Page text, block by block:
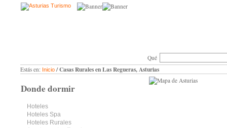
Qué
Estás en: Inicio/ Casas Rurales en Las Regueras, Asturias
Donde dormir
Hoteles
Hoteles Spa
Hoteles Rurales